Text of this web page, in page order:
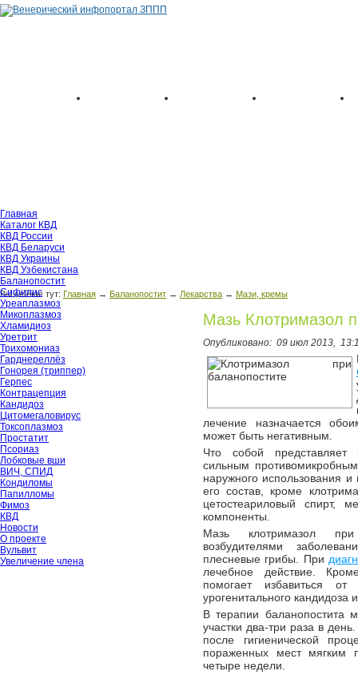
Главная
Каталог КВД
КВД России
КВД Беларуси
КВД Украины
КВД Узбекистана
Баланопостит
Сифилис
Уреаплазмоз
Микоплазмоз
Хламидиоз
Уретрит
Трихомониаз
Гарднереллёз
Гонорея (триппер)
Герпес
Контрацепция
Кандидоз
Цитомегаловирус
Токсоплазмоз
Простатит
Псориаз
Лобковые вши
ВИЧ, СПИД
Кондиломы
Папилломы
Фимоз
КВД
Новости
О проекте
Вульвит
Увеличение члена
Вы сейчас тут: Главная → Баланопостит → Лекарства → Мази, кремы
Мазь Клотримазол
Опубликовано: 09 июл 2013,
лечение назначается
может быть негативным.
Что собой представляет
сильным
наружного использования
его состав, кроме
цетостеариловый спирт,
компоненты.
Мазь клотримазол при
возбудителями
плесневые грибы. При
лечебное действие.
помогает избавиться от
урогенитального кандидоза
В терапии баланопостита
участки два-три раза в
после гигиенической
пораженных мест мягким
четыре недели.